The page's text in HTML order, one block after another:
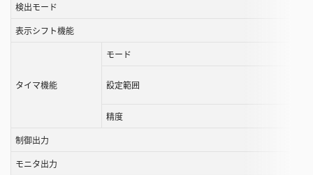
検出モード
表示シフト機能
タイマ機能
モード
設定範囲
精度
制御出力
モニタ出力